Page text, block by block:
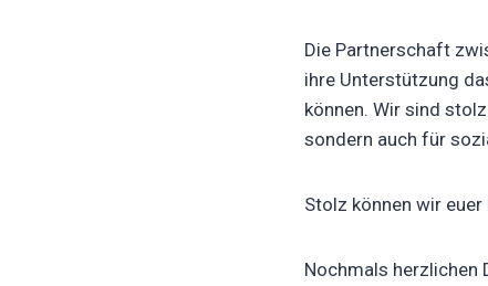
Die Partnerschaft
ihre Unterstützung
können. Wir sind
sondern auch für
Stolz können wir
Nochmals herzlichen